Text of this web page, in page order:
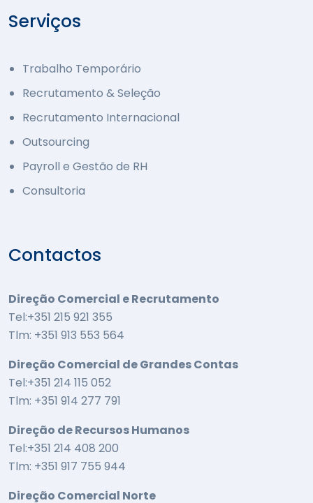
Serviços
Trabalho Temporário
Recrutamento & Seleção
Recrutamento Internacional
Outsourcing
Payroll e Gestão de RH
Consultoria
Contactos
Direção Comercial e Recrutamento
Tel:+351 215 921 355
Tlm: +351 913 553 564
Direção Comercial de Grandes Contas
Tel:+351 214 115 052
Tlm: +351 914 277 791
Direção de Recursos Humanos
Tel:+351 214 408 200
Tlm: +351 917 755 944
Direção Comercial Norte